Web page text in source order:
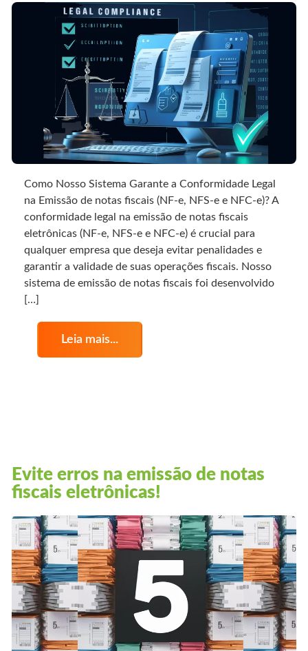
Como Nosso Sistema Garante a Conformidade Legal
na Emissão de notas fiscais (NF-e, NFS-e e NFC-e)? A
conformidade legal na emissão de notas fiscais
eletrônicas (NF-e, NFS-e e NFC-e) é crucial para
qualquer empresa que deseja evitar penalidades e
garantir a validade de suas operações fiscais. Nosso
sistema de emissão de notas fiscais foi desenvolvido
[…]
Leia mais...
Evite erros na emissão de notas
fiscais eletrônicas!